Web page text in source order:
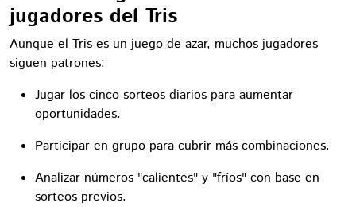
jugadores del Tris
Aunque el Tris es un juego de azar, muchos jugadores
siguen patrones:
Jugar los cinco sorteos diarios para aumentar
oportunidades.
Participar en grupo para cubrir más combinaciones.
Analizar números "calientes" y "fríos" con base en
sorteos previos.